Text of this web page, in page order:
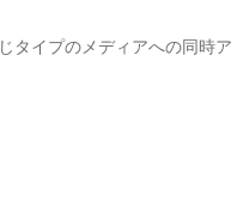
タイプのメディアへの同時ア